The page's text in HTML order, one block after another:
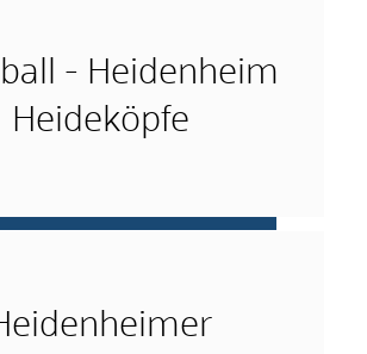
- Heidenheim
Heideköpfe